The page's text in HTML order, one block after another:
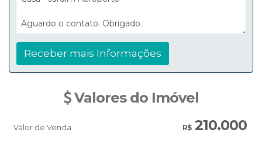
Valores do Imóvel
R$210.000
Valor de Venda